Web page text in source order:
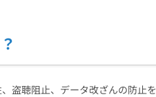
盗聴阻止、データ改ざんの防止